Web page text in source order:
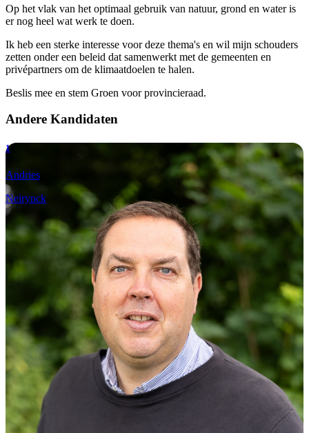
Op het vlak van het optimaal gebruik van natuur, grond en water is
er nog heel wat werk te doen.
Ik heb een sterke interesse voor deze thema's en wil mijn schouders
zetten onder een beleid dat samenwerkt met de gemeenten en
privépartners om de klimaatdoelen te halen.
Beslis mee en stem Groen voor provincieraad.
Andere Kandidaten
1
Andries
Neirynck